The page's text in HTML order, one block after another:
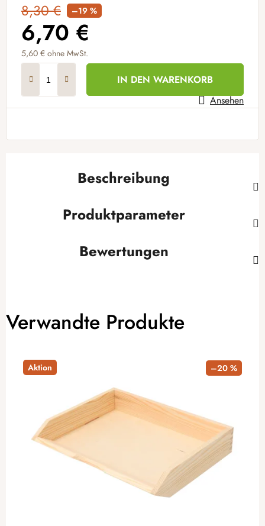
8,30 € –19 %
6,70 €
5,60 € ohne MwSt.
IN DEN WARENKORB
Ansehen
Beschreibung
Produktparameter
Bewertungen
Verwandte Produkte
Aktion –20 %